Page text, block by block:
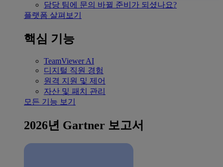
담당 팀에 문의 바뀔 준비가 되셨나요?
플랫폼 살펴보기
핵심 기능
TeamViewer AI
디지털 직원 경험
원격 지원 및 제어
자산 및 패치 관리
모든 기능 보기
2026년 Gartner 보고서